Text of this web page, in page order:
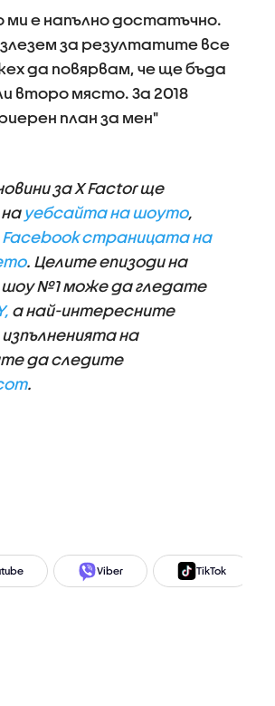
е напълно достатъчно.
за резултатите все
да повярвам, че ще бъда
второ място. За 2018
план за мен"
за X Factor ще
уебсайта на шоуто,
Facebook страницата на
. Целите епизоди на
шоу №1 може да гледате
a най-интересните
на
да следите
.
Viber TikTok